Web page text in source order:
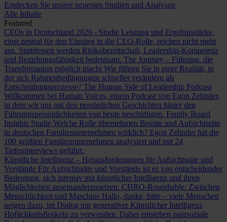
Entdecken Sie unsere neuesten Studien und Analysen
Alle Inhalte
Featured
CEOs in Deutschland 2026 - Studie Leistung und Ergebnisstärke,
einst zentral für den Einstieg in die CEO-Rolle, reichen nicht mehr
aus. Stattdessen werden Risikobereitschaft, Leadership-Kompetenz
und Beziehungsfähigkeit bedeutsam. The Journey – Führung, die
Transformation möglich macht Wie führen Sie in einer Realität, in
der sich Rahmenbedingungen schneller verändern als
Entscheidungsprozesse? The Human Side of Leadership Podcast
Willkommen bei Human Voices, einem Podcast von Egon Zehnder,
in dem wir uns mit den persönlichen Geschichten hinter den
Führungspersönlichkeiten von heute beschäftigen. Family Board
Insights Studie Welche Rolle übernehmen Beiräte und Aufsichtsräte
in deutschen Familienunternehmen wirklich? Egon Zehnder hat die
100 größten Familienunternehmen analysiert und mit 24
Tiefeninterviews geführt.
Künstliche Intelligenz – Herausforderungen für Aufsichtsräte und
Vorstände Für Aufsichtsräte und Vorstände ist es von entscheidender
Bedeutung, sich intensiv mit künstlicher Intelligenz und ihren
Möglichkeiten auseinanderzusetzen. CHRO-Roundtable: Zwischen
Menschlichkeit und Maschine Hallo, danke, bitte – viele Menschen
neigen dazu, im Dialog mit generativer Künstlicher Intelligenz
Höflichkeitsfloskeln zu verwenden. Dabei entstehen parasoziale